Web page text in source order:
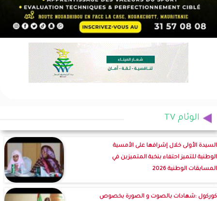
الوئام TV
السيدة الأولى خلال إشرافها على الأمسية
الوطنية للتميز احتفاء بنخبة المتميزين في
المسابقات الوطنية 2026
كوركول :شهادات بالصوت و الصورة بخصوص